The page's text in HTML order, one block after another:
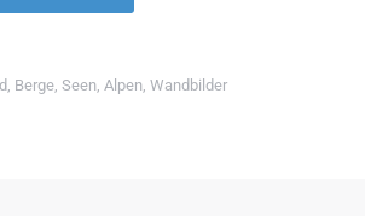
Berge Seen Alpen Wandbilder